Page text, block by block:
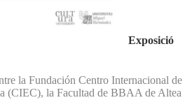
Exposició
la Fundación Centro Internacional de
(CIEC), la Facultad de BBAA de Altea